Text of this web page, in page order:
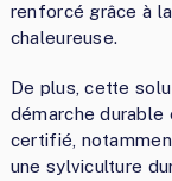
renforcé grâce à
chaleureuse.
De plus, cette
démarche durable
certifié,
une sylviculture